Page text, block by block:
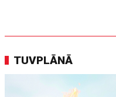
TUVPLĀNĀ